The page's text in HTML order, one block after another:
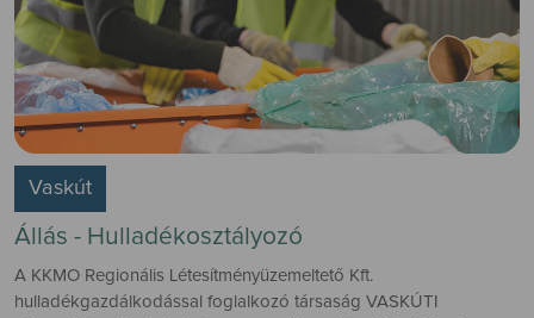
Vaskút
Állás - Hulladékosztályozó
A KKMO Regionális Létesítményüzemeltető Kft.
hulladékgazdálkodással foglalkozó társaság VASKÚTI